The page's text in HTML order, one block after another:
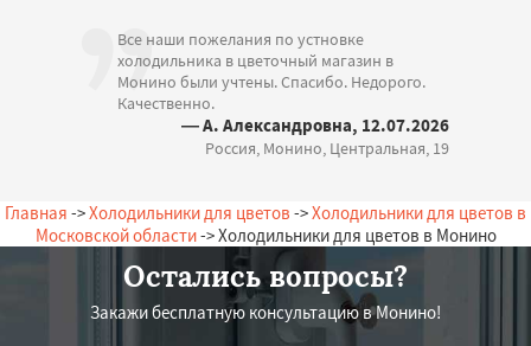
Все наши пожелания по устновке
холодильника в цветочный магазин в
Монино были учтены. Спасибо. Недорого.
Качественно.
— А. Александровна, 12.07.2026
Россия, Монино, Центральная, 19
Главная ->Холодильники для цветов ->Холодильники для цветов в
Московской области-> Холодильники для цветов в Монино
Остались вопросы?
Закажи бесплатную консультацию в Монино!